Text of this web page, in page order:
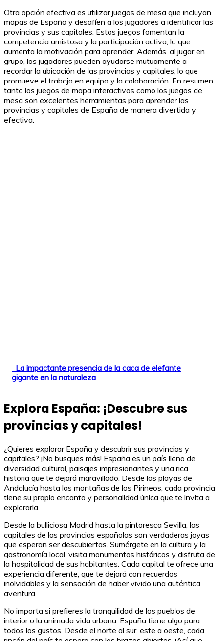
Otra opción efectiva es utilizar juegos de mesa que incluyan
mapas de España y desafíen a los jugadores a identificar las
provincias y sus capitales. Estos juegos fomentan la
competencia amistosa y la participación activa, lo que
aumenta la motivación para aprender. Además, al jugar en
grupo, los jugadores pueden ayudarse mutuamente a
recordar la ubicación de las provincias y capitales, lo que
promueve el trabajo en equipo y la colaboración. En resumen,
tanto los juegos de mapa interactivos como los juegos de
mesa son excelentes herramientas para aprender las
provincias y capitales de España de manera divertida y
efectiva.
La impactante presencia de la caca de elefante
gigante en la naturaleza
Explora España: ¡Descubre sus
provincias y capitales!
¿Quieres explorar España y descubrir sus provincias y
capitales? ¡No busques más! España es un país lleno de
diversidad cultural, paisajes impresionantes y una rica
historia que te dejará maravillado. Desde las playas de
Andalucía hasta las montañas de los Pirineos, cada provincia
tiene su propio encanto y personalidad única que te invita a
explorarla.
Desde la bulliciosa Madrid hasta la pintoresca Sevilla, las
capitales de las provincias españolas son verdaderas joyas
que esperan ser descubiertas. Sumérgete en la cultura y la
gastronomía local, visita monumentos históricos y disfruta de
la hospitalidad de sus habitantes. Cada capital te ofrece una
experiencia diferente, que te dejará con recuerdos
inolvidables y la sensación de haber vivido una auténtica
aventura.
No importa si prefieres la tranquilidad de los pueblos de
interior o la animada vida urbana, España tiene algo para
todos los gustos. Desde el norte al sur, este a oeste, cada